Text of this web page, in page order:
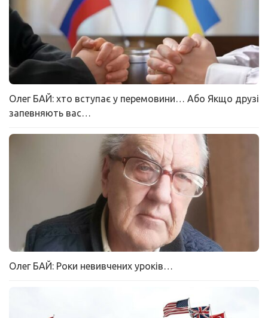
Олег БАЙ: хто вступає у перемовини… Або Якщо друзі
запевняють вас…
Олег БАЙ: Роки невивчених уроків…